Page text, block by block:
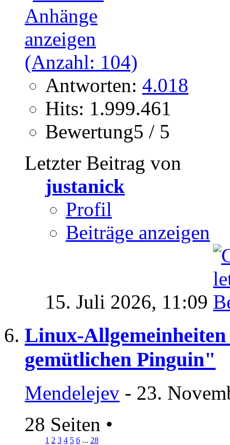
Antworten: 4.018
Hits: 1.999.461
Bewertung5 / 5
Letzter Beitrag von
justanick
Profil
Beiträge anzeigen
15. Juli 2026, 11:09
Linux-
gemütlichen Pinguin"
Mendelejev - 23.
28 Seiten •
1 2 3 4 5 6 ... 28